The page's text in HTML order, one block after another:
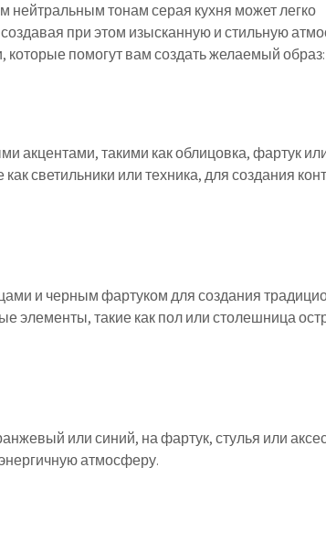
тонам серая кухня может легко
при этом изысканную и стильную
которые помогут вам создать желаемый образ:
такими как облицовка, фартук
светильники или техника, для создания
и черным фартуком для создания
элементы, такие как пол или столешница
или синий, на фартук, стулья или
атмосферу.